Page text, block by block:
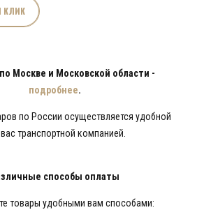
КЛИК
Москве и Московской области -
подробнее.
по России осуществляется удобной
транспортной компанией.
способы оплаты
товары удобными вам способами: